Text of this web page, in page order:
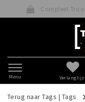
Compleet
Menu
Terug naar Tags | Tags